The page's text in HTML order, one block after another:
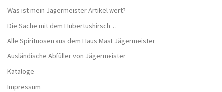
Was ist mein Jägermeister Artikel wert?
Die Sache mit dem Hubertushirsch…
Alle Spirituosen aus dem Haus Mast Jägermeister
Ausländische Abfüller von Jägermeister
Kataloge
Impressum